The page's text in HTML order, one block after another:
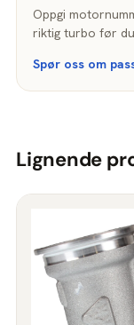
Oppgi
riktig turbo før
Spør oss om
Lignende